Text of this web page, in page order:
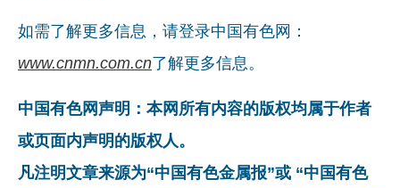
如需了解更多信息，请登录中国有色网：
www.cnmn.com.cn了解更多信息。
中国有色网声明：本网所有内容的版权均属于作者
或页面内声明的版权人。
凡注明文章来源为“中国有色金属报”或 “中国有色